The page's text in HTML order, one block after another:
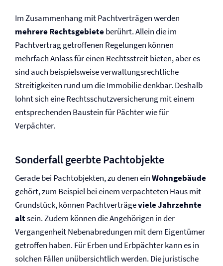
Im Zusammenhang mit Pachtverträgen werden
mehrere Rechtsgebieteberührt. Allein die im
Pachtvertrag getroffenen Regelungen können
mehrfach Anlass für einen Rechtsstreit bieten, aber es
sind auch beispielsweise ­verwaltungsrechtliche
Streitigkeiten rund um die Immobilie denkbar. Deshalb
lohnt sich eine Rechtsschutz­versicherung mit einem
entsprechenden Baustein für Pächter wie für
Verpächter.
Sonderfall geerbte Pachtobjekte
Gerade bei Pachtobjekten, zu denen einWohngebäude
gehört, zum Beispiel bei einem verpachteten Haus mit
Grundstück, können Pachtverträgeviele Jahrzehnte
altsein. Zudem können die Angehörigen in der
Vergangenheit Nebenabredungen mit dem Eigentümer
getroffen haben. Für Erben und Erbpächter kann es in
solchen Fällen unübersichtlich werden. Die juristische